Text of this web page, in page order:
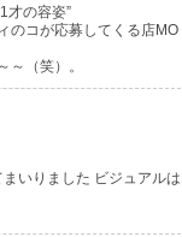
才の容姿”
のコが応募してくる店MO
～（笑）。
いりました ビジュアルは